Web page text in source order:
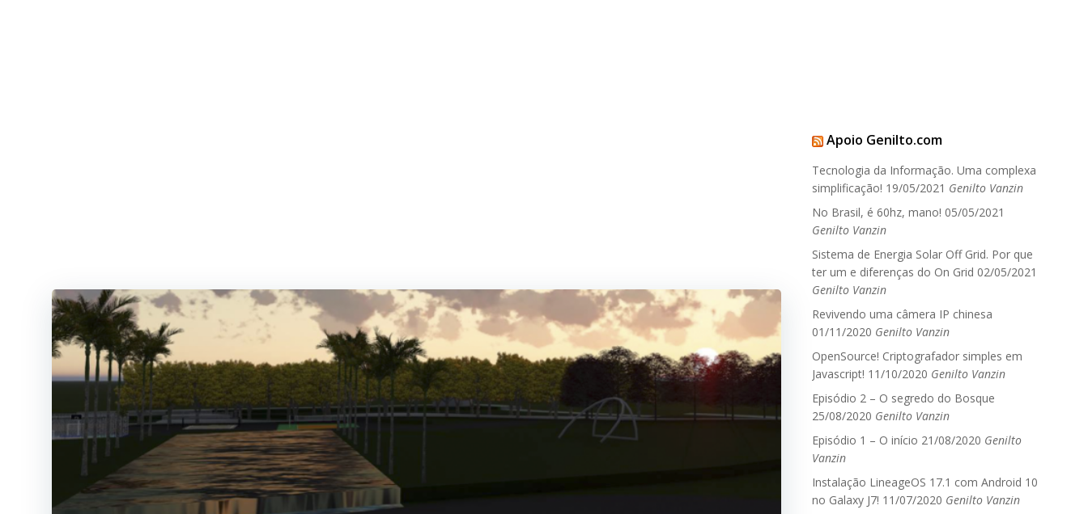
Apoio Genilto.com
Tecnologia da Informação. Uma complexa
simplificação! 19/05/2021 Genilto Vanzin
No Brasil, é 60hz, mano! 05/05/2021
Genilto Vanzin
Sistema de Energia Solar Off Grid. Por que
ter um e diferenças do On Grid 02/05/2021
Genilto Vanzin
Revivendo uma câmera IP chinesa
01/11/2020 Genilto Vanzin
OpenSource! Criptografador simples em
Javascript! 11/10/2020 Genilto Vanzin
Episódio 2 – O segredo do Bosque
25/08/2020 Genilto Vanzin
Episódio 1 – O início 21/08/2020 Genilto
Vanzin
Instalação LineageOS 17.1 com Android 10
no Galaxy J7! 11/07/2020 Genilto Vanzin